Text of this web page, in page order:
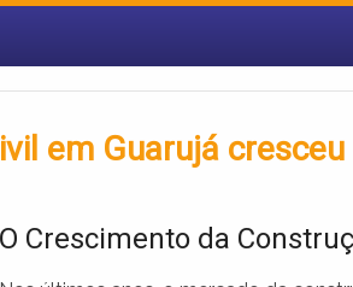
em Guarujá
O Crescimento da